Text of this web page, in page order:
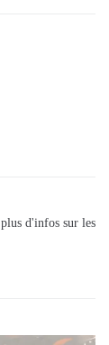
d'infos sur les